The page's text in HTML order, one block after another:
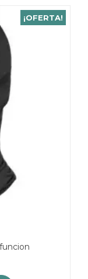
¡OFERTA!